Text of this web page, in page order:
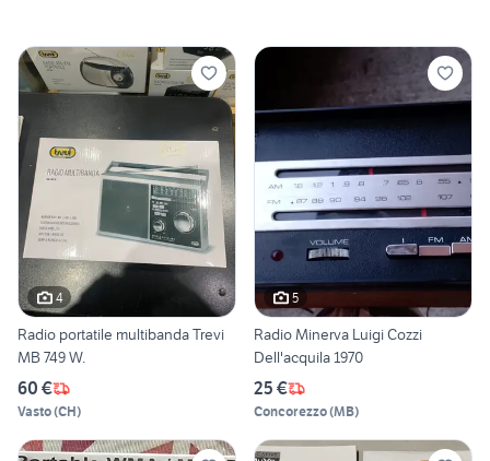
4
Radio portatile multibanda Trevi
MB 749 W.
60 €
Vasto(CH)
5
Radio Minerva Luigi Cozzi
Dell'acquila 1970
25 €
Concorezzo(MB)